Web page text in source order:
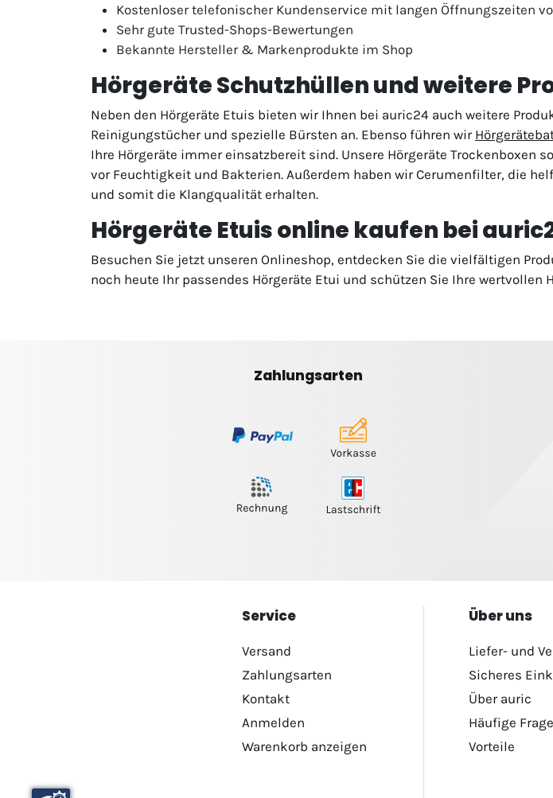
Kostenloser telefonischer Kundenservice mit langen Öffnungszeiten
Sehr gute Trusted-Shops-Bewertungen
Bekannte Hersteller & Markenprodukte im Shop
Hörgeräte Schutzhüllen und weitere
Neben den Hörgeräte Etuis bieten wir Ihnen bei auric24 auch weitere
Reinigungstücher und spezielle Bürsten an. Ebenso führen wir
Ihre Hörgeräte immer einsatzbereit sind. Unsere Hörgeräte Trockenboxen
vor Feuchtigkeit und Bakterien. Außerdem haben wir Cerumenfilter, die
und somit die Klangqualität erhalten.
Hörgeräte Etuis online kaufen bei
Besuchen Sie jetzt unseren Onlineshop, entdecken Sie die vielfältigen
noch heute Ihr passendes Hörgeräte Etui und schützen Sie Ihre wertvollen
Zahlungsarten
Service
Versand
Zahlungsarten
Kontakt
Anmelden
Warenkorb anzeigen
Über uns
Liefer- und
Sicheres
Über auric
Häufige
Vorteile